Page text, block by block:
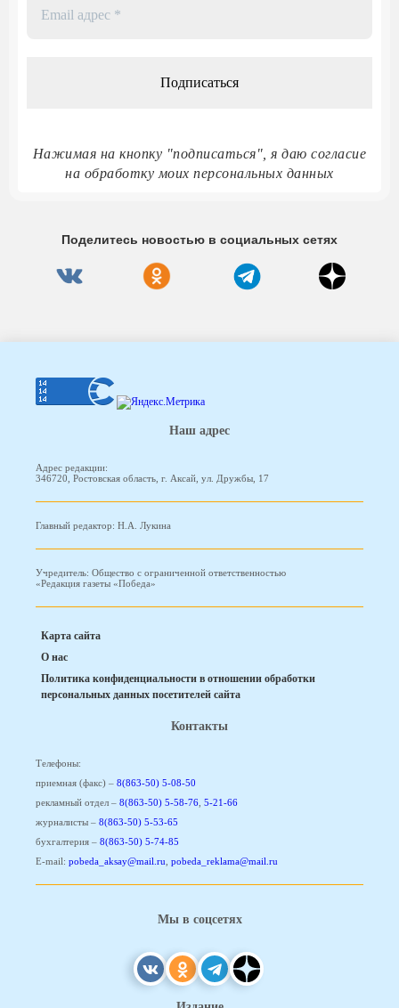
Нажимая на кнопку "подписаться", я даю согласие
на обработку моих персональных данных
Поделитесь новостью в социальных сетях
Наш адрес
Адрес редакции:
346720, Ростовская область, г. Аксай, ул. Дружбы, 17
Главный редактор: Н.А. Лукина
Учредитель: Общество с ограниченной ответственностью
«Редакция газеты «Победа»
Карта сайта
О нас
Политика конфиденциальности в отношении обработки
персональных данных посетителей сайта
Контакты
Телефоны:
приемная (факс) – 8(863-50) 5-08-50
рекламный отдел – 8(863-50) 5-58-76, 5-21-66
журналисты – 8(863-50) 5-53-65
бухгалтерия – 8(863-50) 5-74-85
E-mail: pobeda_aksay@mail.ru, pobeda_reklama@mail.ru
Мы в соцсетях